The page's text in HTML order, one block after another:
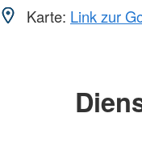
Karte: Link zur